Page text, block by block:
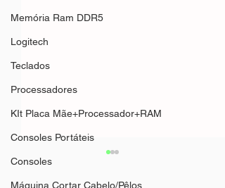
Memória Ram DDR5
Logitech
Teclados
Processadores
KIt Placa Mãe+Processador+RAM
Consoles Portáteis
Consoles
Máquina Cortar Cabelo/Pêlos